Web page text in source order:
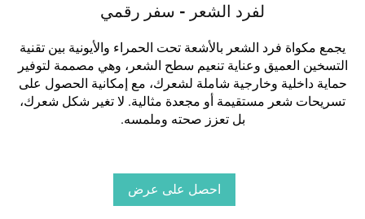
لفرد الشعر - سفر رقمي
يجمع مكواة فرد الشعر بالأشعة تحت الحمراء والأيونية بين تقنية
التسخين العميق وعناية تنعيم سطح الشعر، وهي مصممة لتوفير
حماية داخلية وخارجية شاملة لشعرك، مع إمكانية الحصول على
تسريحات شعر مستقيمة أو مجعدة مثالية. لا تغير شكل شعرك،
بل تعزز صحته وملمسه.
احصل على عرض